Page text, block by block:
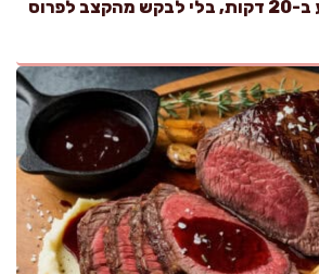
קרפצ׳יו בקר משגע ב-20 דקות, בלי לבקש מהקצב לפרוס